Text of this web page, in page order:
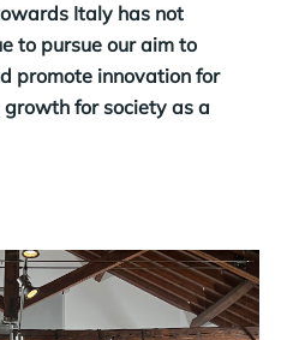
Italy has not
to pursue our aim to
promote innovation for
for society as a